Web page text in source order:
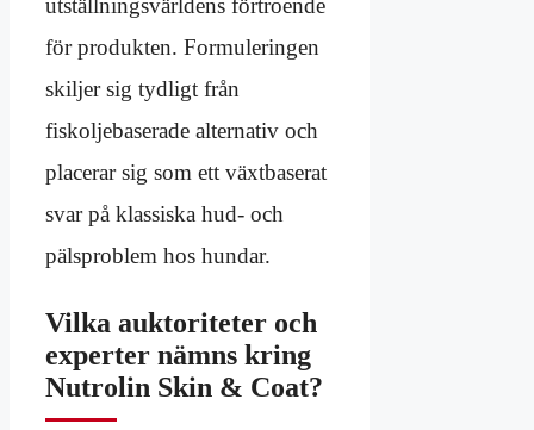
för produkten. Formuleringen
skiljer sig tydligt från
fiskoljebaserade alternativ och
placerar sig som ett växtbaserat
svar på klassiska hud- och
pälsproblem hos hundar.
Vilka auktoriteter och
experter nämns kring
Nutrolin Skin & Coat?